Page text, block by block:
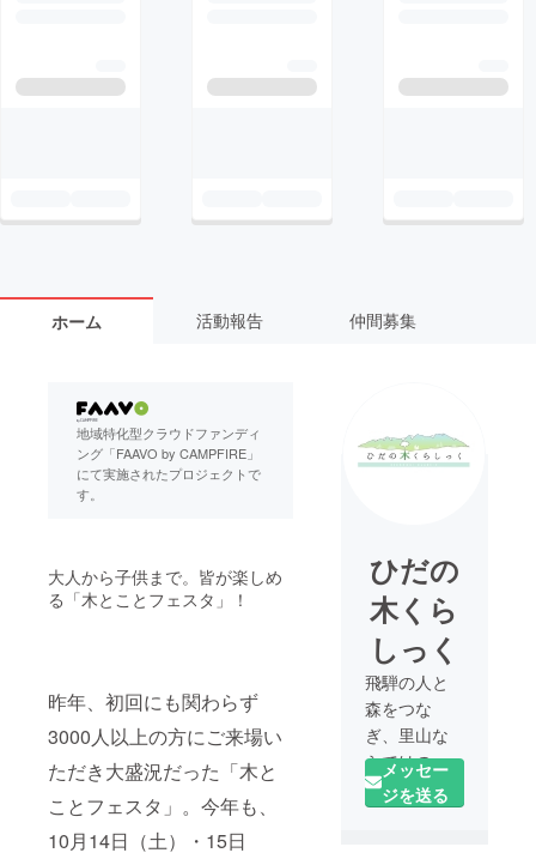
ホーム 活動報告 仲間募集
地域特化型クラウドファンディ
ング「FAAVO by CAMPFIRE」
にて実施されたプロジェクトで
す。
大人から子供まで。皆が楽しめ
る「木とことフェスタ」！
昨年、初回にも関わらず
3000人以上の方にご来場い
ただき大盛況だった「木と
ことフェスタ」。今年も、
10月14日（土）・15日
ひだの
木くら
しっく
飛騨の人と
森をつな
ぎ、里山な
らではの暮
らしを提案
する地域コ
メッセー
ジを送る